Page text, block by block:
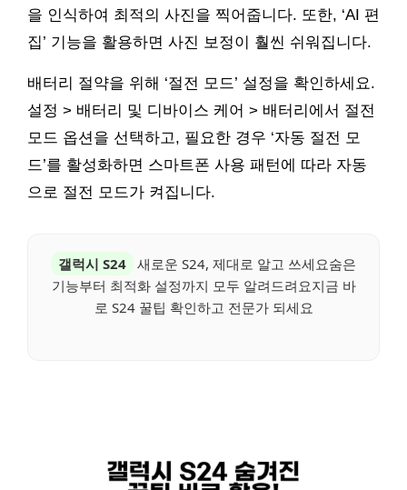
을 인식하여 최적의 사진을 찍어줍니다. 또한, ‘AI 편
집’ 기능을 활용하면 사진 보정이 훨씬 쉬워집니다.
배터리 절약을 위해 ‘절전 모드’ 설정을 확인하세요.
설정 > 배터리 및 디바이스 케어 > 배터리에서 절전
모드 옵션을 선택하고, 필요한 경우 ‘자동 절전 모
드’를 활성화하면 스마트폰 사용 패턴에 따라 자동
으로 절전 모드가 켜집니다.
갤럭시 S24 새로운 S24, 제대로 알고 쓰세요숨은
기능부터 최적화 설정까지 모두 알려드려요지금 바
로 S24 꿀팁 확인하고 전문가 되세요